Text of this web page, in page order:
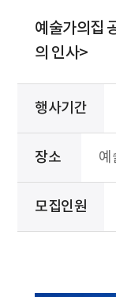
예술가의집
의 인사>
행사기간
장소 예
모집인원